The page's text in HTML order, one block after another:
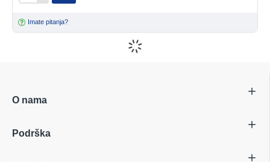
Imate pitanja?
O nama
Podrška